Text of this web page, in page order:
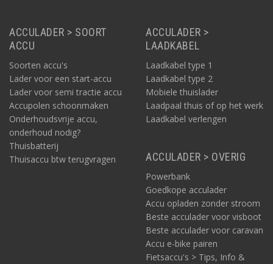
De Mac Plus DC-DC laders van Mastervolt (voor 12V en 24V)
bewaken de gebruikersaccu en compenseren het
laadmethode voor snel en veilig laden, en stabiliseren de
laadspanning waarmee ze de accu, evenals andere gevoelige
apparatuur beschermen.
ACCULADER > SOORT
ACCU
Soorten accu's
Lader voor een start-accu
Lader voor semi tractie accu
Accupolen schoonmaken
Onderhoudsvrije accu,
onderhoud nodig?
Thuisbatterij
Thuisaccu btw terugvragen
ACCULADER >
LAADKABEL
Laadkabel type 1
Laadkabel type 2
Mobiele thuislader
Laadpaal thuis of op het werk
Laadkabel verlengen
ACCULADER > OVERIG
Powerbank
Goedkope acculader
Accu opladen zonder stroom
Beste acculader voor visboot
Beste acculader voor caravan
Accu e-bike pairen
Fietsaccu's > Tips, Info &